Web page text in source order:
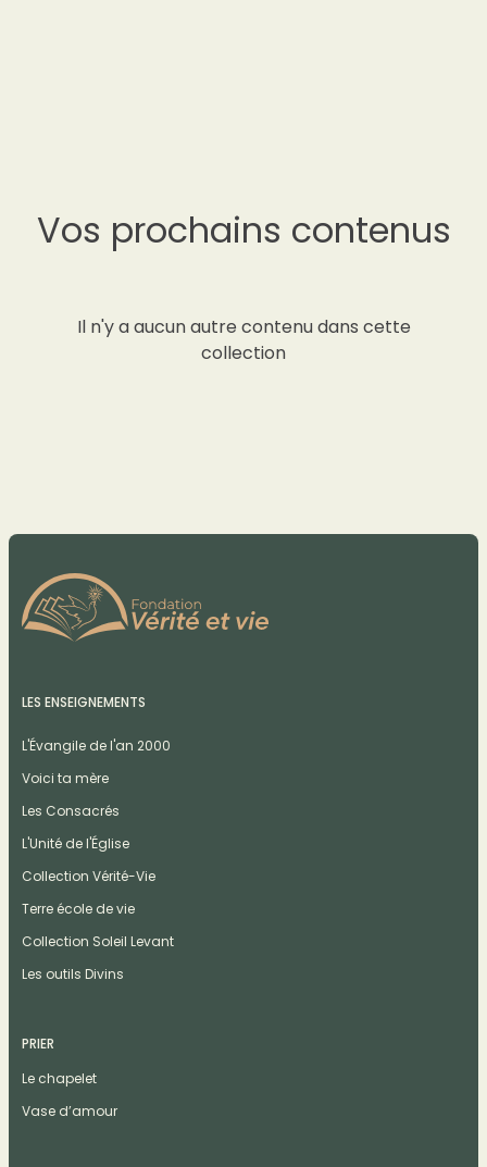
Vos prochains contenus
Il n'y a aucun autre contenu dans cette
collection
LES ENSEIGNEMENTS
L'Évangile de l'an 2000
Voici ta mère
Les Consacrés
L'Unité de l'Église
Collection Vérité-Vie
Terre école de vie
Collection Soleil Levant
Les outils Divins
PRIER
Le chapelet
Vase d’amour